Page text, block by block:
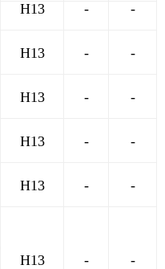
H13 - -
H13 - -
H13 - -
H13 - -
H13 - -
H13 - -